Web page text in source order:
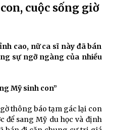
cuộc sống giờ
cao, nữ ca sĩ này đã bán
sự ngỡ ngàng của nhiều
Mỹ sinh con”
thông báo tạm gác lại con
để sang Mỹ du học và định